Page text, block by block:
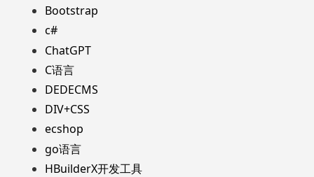
Bootstrap
c#
ChatGPT
C语言
DEDECMS
DIV+CSS
ecshop
go语言
HBuilderX开发工具